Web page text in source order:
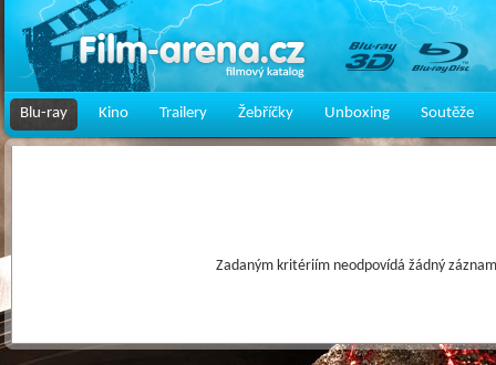
Blu-ray Kino Trailery Žebříčky Unboxing Soutěže
Zadaným kritériím neodpovídá žádný